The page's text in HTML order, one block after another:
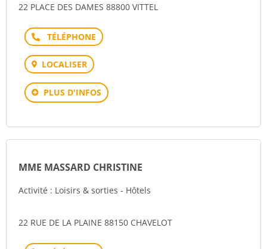
22 PLACE DES DAMES 88800 VITTEL
Téléphone
LOCALISER
PLUS D'INFOS
MME MASSARD CHRISTINE
Activité : Loisirs & sorties - Hôtels
22 RUE DE LA PLAINE 88150 CHAVELOT